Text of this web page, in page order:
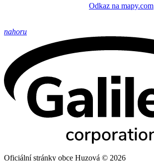
Odkaz na mapy.com
nahoru
Oficiální stránky obce Huzová © 2026